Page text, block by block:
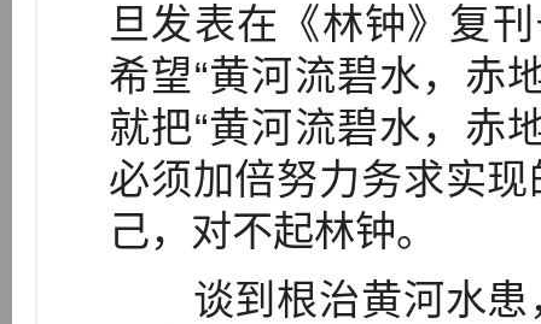
旦发表在《林钟》复
希望“黄河流碧水，赤
就把“黄河流碧水，赤
必须加倍努力务求实
己，对不起林钟。
谈到根治黄河水患